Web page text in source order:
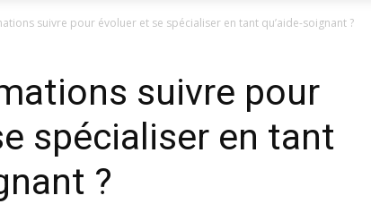
suivre pour évoluer et se spécialiser en tant qu’aide-soignant ?
suivre pour
spécialiser en tant
?